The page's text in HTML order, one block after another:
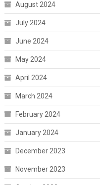
August 2024
July 2024
June 2024
May 2024
April 2024
March 2024
February 2024
January 2024
December 2023
November 2023